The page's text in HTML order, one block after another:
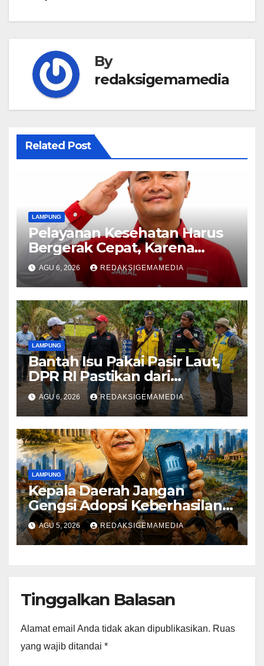
By
redaksigemamedia
Related Post
LAMPUNG
Pelayanan Kesehatan Harus
Bergerak Cepat, Karena
Nyawa Tidak Bisa Menunggu
AGU 6, 2026 REDAKSIGEMAMEDIA
LAMPUNG
Bantah Isu Pakai Pasir Laut,
DPR RI Pastikan dari
Penambang Resmi
AGU 6, 2026 REDAKSIGEMAMEDIA
LAMPUNG
Kepala Daerah Jangan
Gengsi Adopsi Keberhasilan
Daerah Lain
AGU 5, 2026 REDAKSIGEMAMEDIA
Tinggalkan Balasan
Alamat email Anda tidak akan dipublikasikan. Ruas
yang wajib ditandai *